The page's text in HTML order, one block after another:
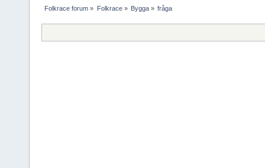
Folkrace forum » Folkrace» Bygga» fråga